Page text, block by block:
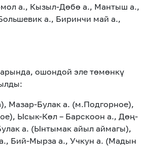
а., Кызыл-Дөбө а., Мантыш а.,
а., Биринчи май а.,
ошондой эле төмөнкү
Мазар-Булак а. (м.Подгорное),
Ысык-Көл – Барскоон а., Дөң-
а. (Ынтымак айыл аймагы),
Бий-Мырза а., Учкун а. (Мадын